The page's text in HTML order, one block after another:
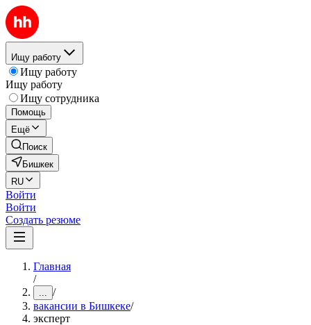
Ищу работу
Ищу работу
Ищу работу
Ищу сотрудника
Помощь
Ещё
Поиск
Бишкек
RU
Войти
Войти
Создать резюме
Главная
/
... /
вакансии в Бишкеке/
эксперт